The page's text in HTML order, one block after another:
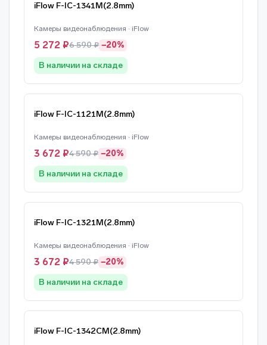
iFlow F-IC-1341M(2.8mm)
Камеры видеонаблюдения · iFlow
5 272 ₽6 590 ₽ −20%
В наличии на складе
iFlow F-IC-1121M(2.8mm)
Камеры видеонаблюдения · iFlow
3 672 ₽4 590 ₽ −20%
В наличии на складе
iFlow F-IC-1321M(2.8mm)
Камеры видеонаблюдения · iFlow
3 672 ₽4 590 ₽ −20%
В наличии на складе
iFlow F-IC-1342CM(2.8mm)